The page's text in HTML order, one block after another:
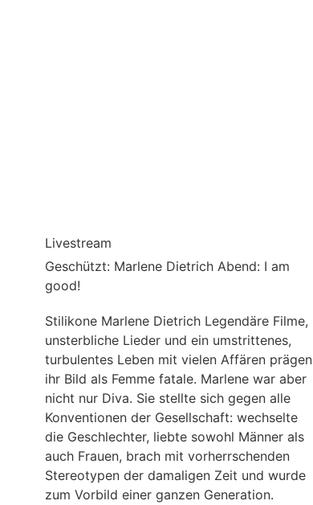
Livestream
Geschützt: Marlene Dietrich Abend: I am
good!
Stilikone Marlene Dietrich Legendäre Filme,
unsterbliche Lieder und ein umstrittenes,
turbulentes Leben mit vielen Affären prägen
ihr Bild als Femme fatale. Marlene war aber
nicht nur Diva. Sie stellte sich gegen alle
Konventionen der Gesellschaft: wechselte
die Geschlechter, liebte sowohl Männer als
auch Frauen, brach mit vorherrschenden
Stereotypen der damaligen Zeit und wurde
zum Vorbild einer ganzen Generation.